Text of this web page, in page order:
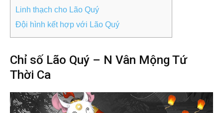
Linh thạch cho Lão Quý
Đội hình kết hợp với Lão Quý
Chỉ số Lão Quý – N Vân Mộng Tứ
Thời Ca